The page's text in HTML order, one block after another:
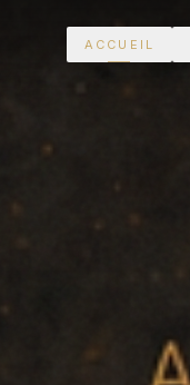
ACCUEIL